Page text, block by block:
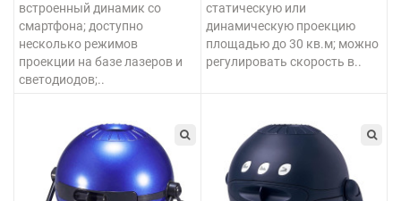
встроенный динамик со
смартфона; доступно
несколько режимов
проекции на базе лазеров и
светодиодов;..
статическую или
динамическую проекцию
площадью до 30 кв.м; можно
регулировать скорость в..